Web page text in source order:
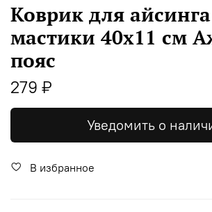
Коврик для
мастики 40х11 см
пояс
279 ₽
Уведомить о
В избранное